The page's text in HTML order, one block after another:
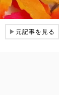
▶元記事を見る